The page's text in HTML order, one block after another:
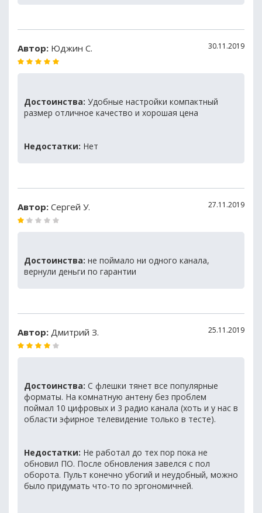
Автор: Юджин С. 30.11.2019
Достоинства: Удобные настройки компактный
размер отличное качество и хорошая цена
Недостатки: Нет
Автор: Сергей У. 27.11.2019
Достоинства: не поймало ни одного канала,
вернули деньги по гарантии
Автор: Дмитрий З. 25.11.2019
Достоинства: С флешки тянет все популярные
форматы. На комнатную антену без проблем
поймал 10 цифровых и 3 радио канала (хоть и у нас в
области эфирное телевидение только в тесте).
Недостатки: Не работал до тех пор пока не
обновил ПО. После обновления завелся с пол
оборота. Пульт конечно убогий и неудобный, можно
было придумать что-то по эргономичней.